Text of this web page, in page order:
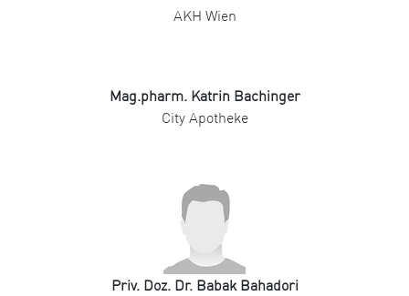
AKH Wien
Mag.pharm. Katrin Bachinger
City Apotheke
Priv. Doz. Dr. Babak Bahadori